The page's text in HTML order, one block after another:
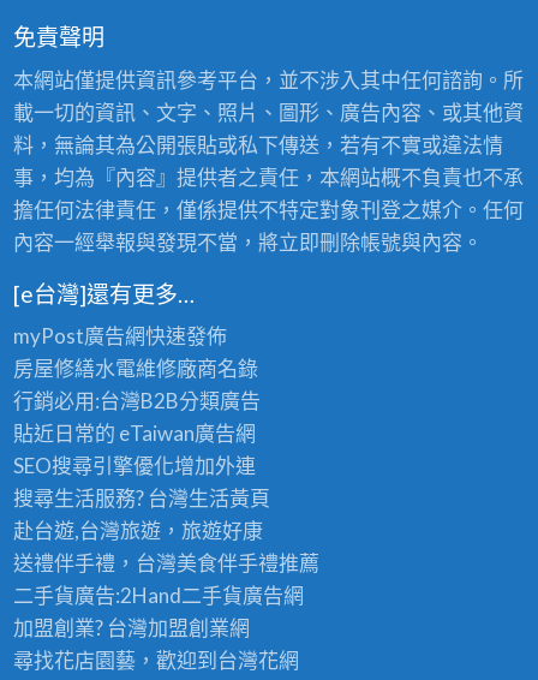
免責聲明
本網站僅提供資訊參考平台，並不涉入其中任何諮詢。所
載一切的資訊、文字、照片、圖形、廣告內容、或其他資
料，無論其為公開張貼或私下傳送，若有不實或違法情
事，均為『內容』提供者之責任，本網站概不負責也不承
擔任何法律責任，僅係提供不特定對象刊登之媒介。任何
內容一經舉報與發現不當，將立即刪除帳號與內容。
[e台灣]還有更多…
myPost廣告網快速發佈
房屋修繕水電維修廠商名錄
行銷必用:台灣B2B分類廣告
貼近日常的 eTaiwan廣告網
SEO搜尋引擎優化增加外連
搜尋生活服務? 台灣生活黃頁
赴台遊,台灣旅遊，旅遊好康
送禮伴手禮，台灣美食伴手禮推薦
二手貨廣告:2Hand二手貨廣告網
加盟創業? 台灣加盟創業網
尋找花店園藝，歡迎到 台灣花網